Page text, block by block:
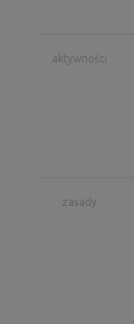
aktywności
zasady